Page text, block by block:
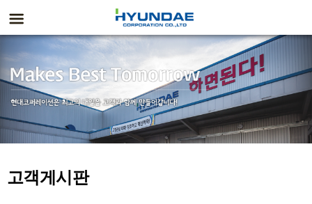
고객게시판